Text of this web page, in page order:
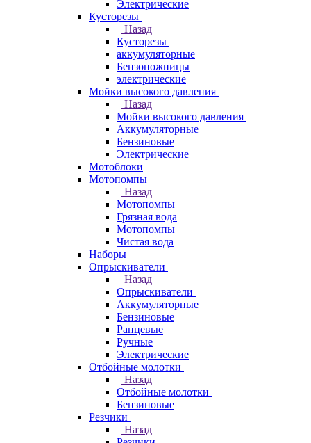
Электрические
Кусторезы
Назад
Кусторезы
аккумуляторные
Бензоножницы
электрические
Мойки высокого давления
Назад
Мойки высокого давления
Аккумуляторные
Бензиновые
Электрические
Мотоблоки
Мотопомпы
Назад
Мотопомпы
Грязная вода
Мотопомпы
Чистая вода
Наборы
Опрыскиватели
Назад
Опрыскиватели
Аккумуляторные
Бензиновые
Ранцевые
Ручные
Электрические
Отбойные молотки
Назад
Отбойные молотки
Бензиновые
Резчики
Назад